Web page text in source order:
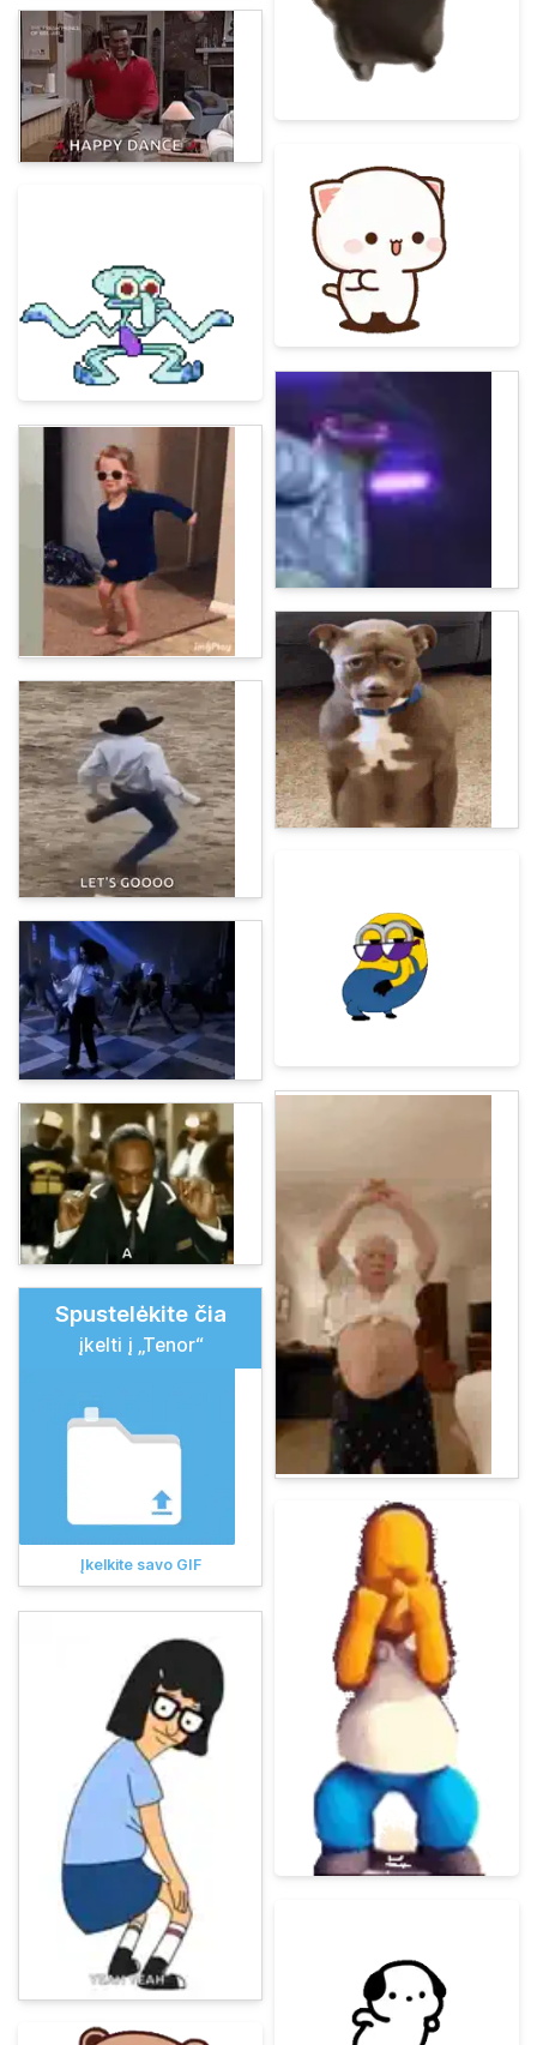
Spustelėkite čia
įkelti į „Tenor“
Įkelkite savo GIF